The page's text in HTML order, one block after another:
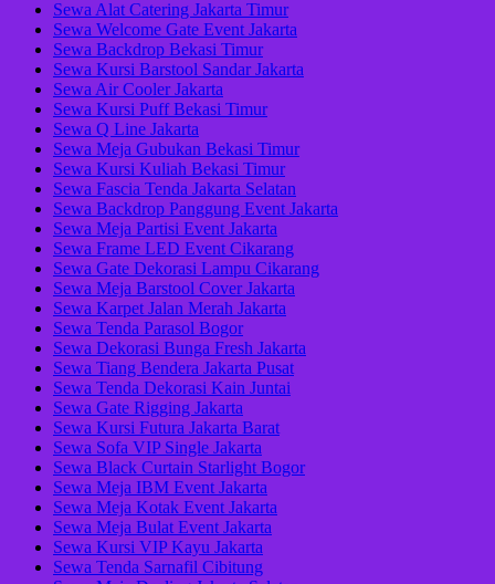
Sewa Alat Catering Jakarta Timur
Sewa Welcome Gate Event Jakarta
Sewa Backdrop Bekasi Timur
Sewa Kursi Barstool Sandar Jakarta
Sewa Air Cooler Jakarta
Sewa Kursi Puff Bekasi Timur
Sewa Q Line Jakarta
Sewa Meja Gubukan Bekasi Timur
Sewa Kursi Kuliah Bekasi Timur
Sewa Fascia Tenda Jakarta Selatan
Sewa Backdrop Panggung Event Jakarta
Sewa Meja Partisi Event Jakarta
Sewa Frame LED Event Cikarang
Sewa Gate Dekorasi Lampu Cikarang
Sewa Meja Barstool Cover Jakarta
Sewa Karpet Jalan Merah Jakarta
Sewa Tenda Parasol Bogor
Sewa Dekorasi Bunga Fresh Jakarta
Sewa Tiang Bendera Jakarta Pusat
Sewa Tenda Dekorasi Kain Juntai
Sewa Gate Rigging Jakarta
Sewa Kursi Futura Jakarta Barat
Sewa Sofa VIP Single Jakarta
Sewa Black Curtain Starlight Bogor
Sewa Meja IBM Event Jakarta
Sewa Meja Kotak Event Jakarta
Sewa Meja Bulat Event Jakarta
Sewa Kursi VIP Kayu Jakarta
Sewa Tenda Sarnafil Cibitung